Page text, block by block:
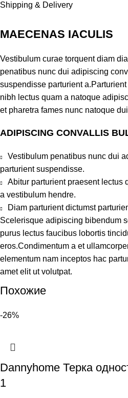
Shipping & Delivery
MAECENAS IACULIS
Vestibulum curae torquent diam
penatibus nunc dui adipiscing
suspendisse parturient
nibh lectus quam a natoque
et pharetra fames nunc natoque
ADIPISCING CONVALLIS
Vestibulum penatibus nunc dui
parturient suspendisse.
Abitur parturient praesent lectus
a vestibulum hendre.
Diam parturient dictumst
Scelerisque adipiscing bibendum
purus lectus faucibus lobortis
eros.Condimentum a et
elementum nam inceptos hac
amet elit ut volutpat.
Похожие
-26%
Dannyhome Терка
1